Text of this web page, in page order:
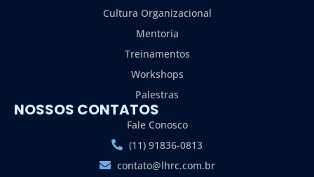
Cultura Organizacional
Mentoria
Treinamentos
Workshops
Palestras
NOSSOS CONTATOS
Fale Conosco
(11) 91836-0813
contato@lhrc.com.br